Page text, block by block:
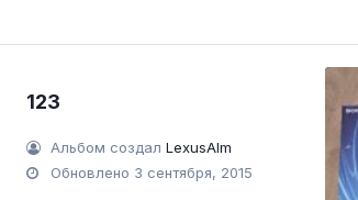
123
Альбом создал LexusAlm
Обновлено 3 сентября, 2015